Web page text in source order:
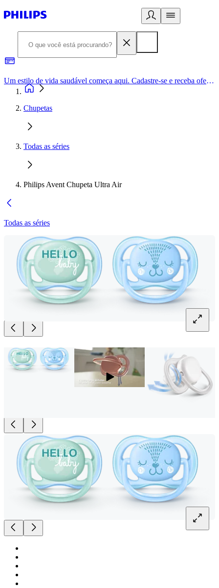
Um estilo de vida saudável começa aqui. Cadastre-se e receba ofertas exclusivas.
Chupetas
Todas as séries
Philips Avent Chupeta Ultra Air
Todas as séries